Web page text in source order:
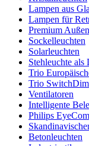
Lampen aus
Lampen für
Premium
Sockelleuchten
Solarleuchten
Stehleuchte als
Trio
Trio
Ventilatoren
Intelligente
Philips
Betonleuchten